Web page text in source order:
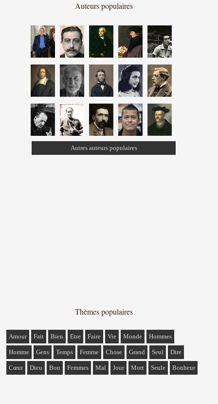
Auteurs populaires
Autres auteurs populaires
Thèmes populaires
Amour Fait Bien Etre Faire Vie Monde Hommes
Homme Gens Temps Femme Chose Grand Seul Dire
Cœur Dieu Bon Femmes Mal Jour Mort Seule Bonheur